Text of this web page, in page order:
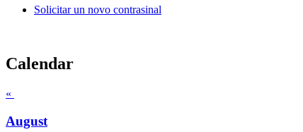
Solicitar un novo contrasinal
Calendar
«
August